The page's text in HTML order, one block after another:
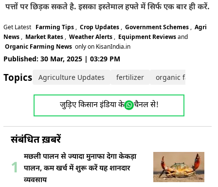
पत्तों पर छिड़क सकते है. इसका इस्तेमाल हफ्ते में सिर्फ एक बार ही करें.
Get Latest Farming Tips , Crop Updates , Government Schemes , Agri
News , Market Rates , Weather Alerts , Equipment Reviewsand
Organic Farming News only on KisanIndia.in
Published: 30 Mar, 2025 | 03:29 PM
Topics: Agriculture Updates fertilizer organic farming
जुड़िए किसान इंडिया के चैनल से!
संबंधित ख़बरें
1
मछली पालन से ज्यादा मुनाफा देगा केकड़ा
पालन, कम खर्च में शुरू करें यह शानदार
व्यवसाय